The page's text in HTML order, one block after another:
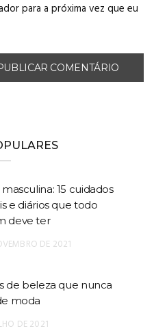
para a próxima vez que eu
15 cuidados
e diários que todo
deve ter
DE 2021
de beleza que nunca
moda
DE 2021